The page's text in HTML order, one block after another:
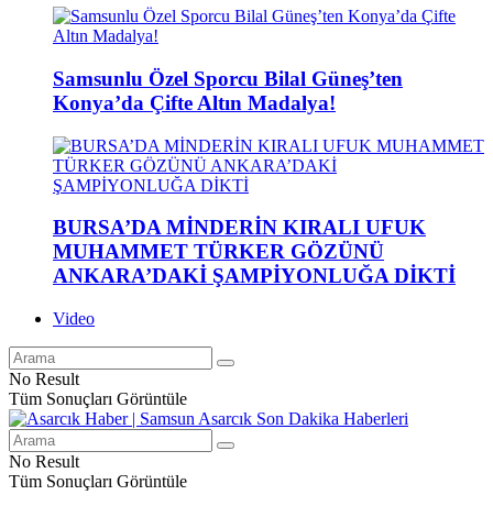
Samsunlu Özel Sporcu Bilal Güneş’ten
Konya’da Çifte Altın Madalya!
BURSA’DA MİNDERİN KIRALI UFUK
MUHAMMET TÜRKER GÖZÜNÜ
ANKARA’DAKİ ŞAMPİYONLUĞA DİKTİ
Video
No Result
Tüm Sonuçları Görüntüle
No Result
Tüm Sonuçları Görüntüle